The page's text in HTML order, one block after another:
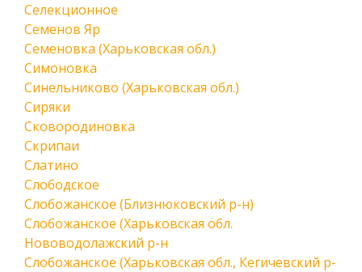
Селекционное
Семенов Яр
Семеновка (Харьковская обл.)
Симоновка
Синельниково (Харьковская обл.)
Сиряки
Сковородиновка
Скрипаи
Слатино
Слободское
Слобожанское (Близнюковский р-н)
Слобожанское (Харьковская обл.
Нововодолажский р-н
Слобожанское (Харьковская обл., Кегичевский р-